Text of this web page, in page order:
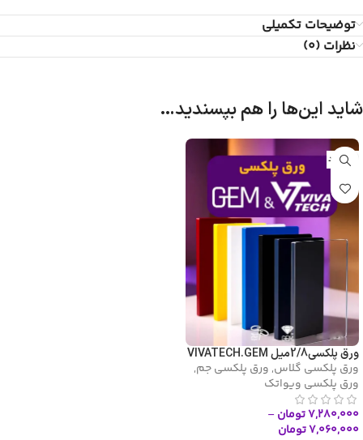
توضیحات تکمیلی
نظرات (0)
شاید این‌ها را هم بپسندید…
ناموجود
ورق پلکسی2/8میل VIVATECH.GEM
ورق پلکسی گلاس, ورق پلکسی جم,
ورق پلکسی ویواتک
۷,۲۸۰,۰۰۰تومان–
۷,۰۶۰,۰۰۰تومان